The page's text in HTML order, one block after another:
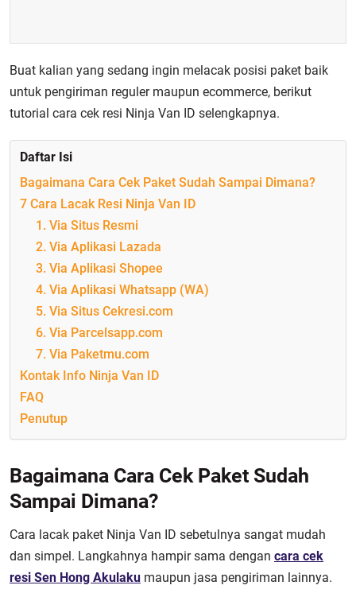
Buat kalian yang sedang ingin melacak posisi paket baik
untuk pengiriman reguler maupun ecommerce, berikut
tutorial cara cek resi Ninja Van ID selengkapnya.
Daftar Isi
Bagaimana Cara Cek Paket Sudah Sampai Dimana?
7 Cara Lacak Resi Ninja Van ID
1. Via Situs Resmi
2. Via Aplikasi Lazada
3. Via Aplikasi Shopee
4. Via Aplikasi Whatsapp (WA)
5. Via Situs Cekresi.com
6. Via Parcelsapp.com
7. Via Paketmu.com
Kontak Info Ninja Van ID
FAQ
Penutup
Bagaimana Cara Cek Paket Sudah
Sampai Dimana?
Cara lacak paket Ninja Van ID sebetulnya sangat mudah
dan simpel. Langkahnya hampir sama dengan cara cek
resi Sen Hong Akulaku maupun jasa pengiriman lainnya.